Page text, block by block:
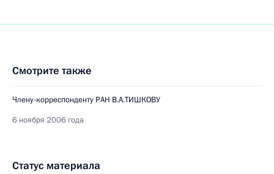
Смотрите также
Члену-корреспонденту РАН В.А.ТИШКОВУ
6 ноября 2006 года
Статус материала